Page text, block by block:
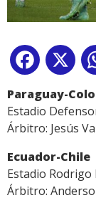
Facebook
X
Paraguay-
Estadio
Árbitro: Jesús
Ecuador-Chile
Estadio Rodrigo
Árbitro: